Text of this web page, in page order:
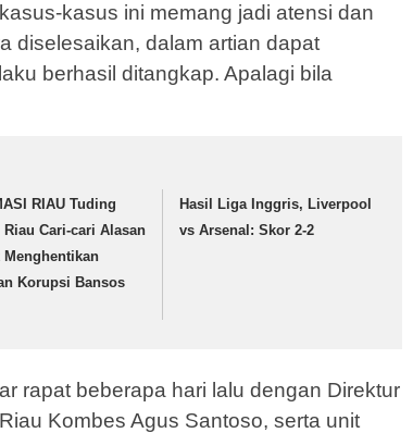
kasus ini memang jadi atensi dan
diselesaikan, dalam artian dapat
berhasil ditangkap. Apalagi bila
RIAU Tuding
Riau Cari-cari Alasan
Menghentikan
Korupsi Bansos
Hasil Liga Inggris, Liverpool
vs Arsenal: Skor 2-2
rapat beberapa hari lalu dengan Direktur
Kombes Agus Santoso, serta unit